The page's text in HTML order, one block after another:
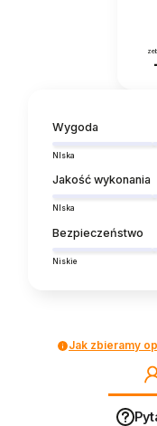
Wygoda
NIska
Jakość wykonania
NIska
Bezpieczeństwo
Niskie
Jak zbieramy